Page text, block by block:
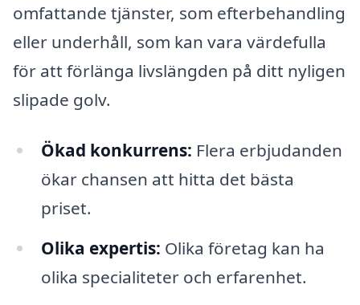
omfattande tjänster, som efterbehandling
eller underhåll, som kan vara värdefulla
för att förlänga livslängden på ditt nyligen
slipade golv.
Ökad konkurrens: Flera erbjudanden
ökar chansen att hitta det bästa
priset.
Olika expertis: Olika företag kan ha
olika specialiteter och erfarenhet.